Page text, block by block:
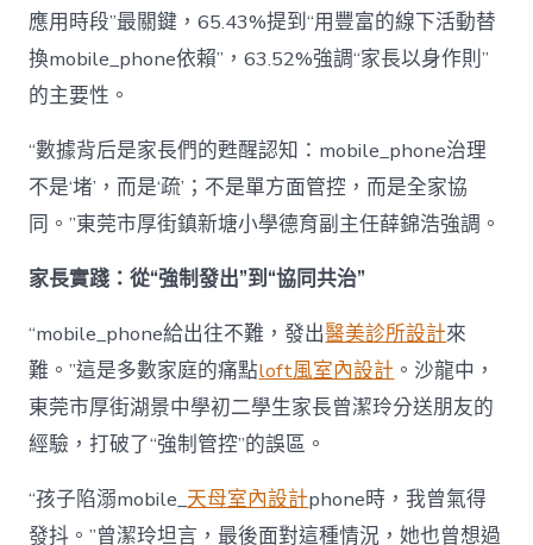
應用時段”最關鍵，65.43%提到“用豐富的線下活動替
換mobile_phone依賴”，63.52%強調“家長以身作則”
的主要性。
“數據背后是家長們的甦醒認知：mobile_phone治理
不是‘堵’，而是‘疏’；不是單方面管控，而是全家協
同。”東莞市厚街鎮新塘小學德育副主任薛錦浩強調。
家長實踐：從“強制發出”到“協同共治”
“mobile_phone給出往不難，發出醫美診所設計來
難。”這是多數家庭的痛點loft風室內設計 。沙龍中，
東莞市厚街湖景中學初二學生家長曾潔玲分送朋友的
經驗，打破了“強制管控”的誤區。
“孩子陷溺mobile_天母室內設計phone時，我曾氣得
發抖。”曾潔玲坦言，最後面對這種情況，她也曾想過